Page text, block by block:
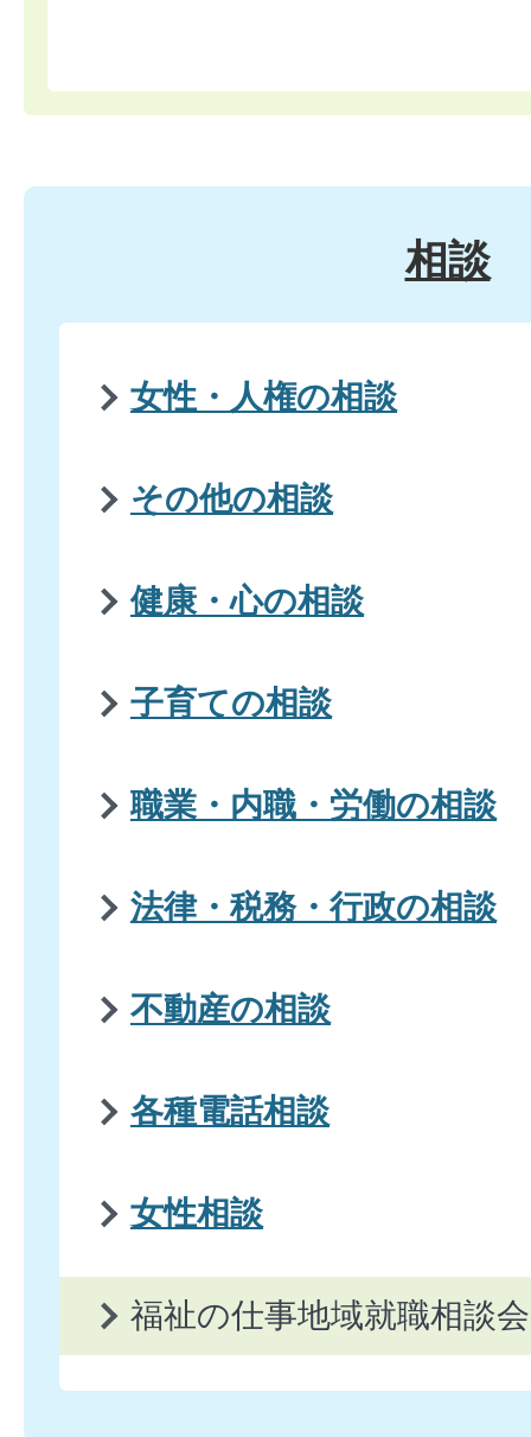
相談
女性・人権の相談
その他の相談
健康・心の相談
子育ての相談
職業・内職・労働の相談
法律・税務・行政の相談
不動産の相談
各種電話相談
女性相談
福祉の仕事地域就職相談会